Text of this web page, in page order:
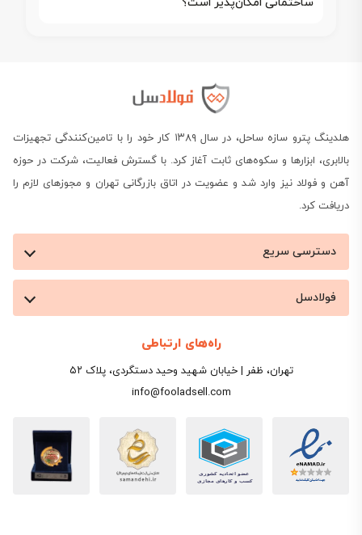
هلدینگ پترو سازه ساحل، در سال ۱۳۸۹ کار خود را با تامین‌کنندگی تجهیزات
بالابری، ابزارها و سکوه‌های ثابت آغاز کرد. با گسترش فعالیت، شرکت در حوزه
آهن و فولاد نیز وارد شد و عضویت در اتاق بازرگانی تهران و مجوزهای لازم را
دریافت کرد.
دسترسی سریع
فولادسل
راه‌های ارتباطی
تهران، ظفر | خیابان شهید وحید دستگردی، پلاک ۵۲
info@fooladsell.com